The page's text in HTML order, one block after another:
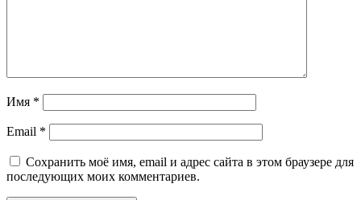
Имя *
Email *
Сохранить моё имя, email и адрес сайта в этом браузере для
последующих моих комментариев.